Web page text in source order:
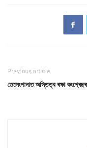
Previous article
তেলেংগানাত অস্তিত্ব ৰক্ষা কংগ্ৰেছৰ